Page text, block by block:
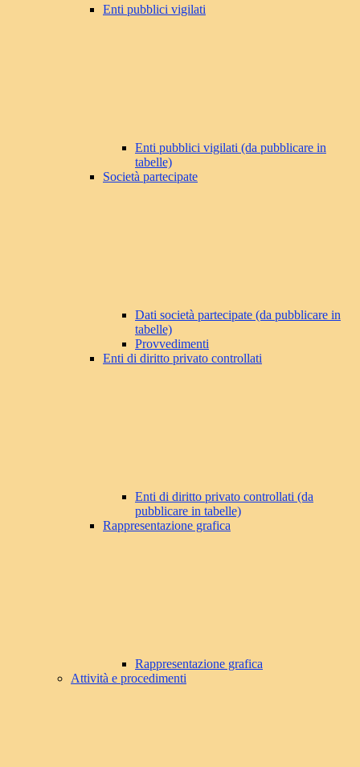
Enti pubblici vigilati
Enti pubblici vigilati (da pubblicare in
tabelle)
Società partecipate
Dati società partecipate (da pubblicare in
tabelle)
Provvedimenti
Enti di diritto privato controllati
Enti di diritto privato controllati (da
pubblicare in tabelle)
Rappresentazione grafica
Rappresentazione grafica
Attività e procedimenti